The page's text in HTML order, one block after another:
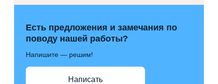
Есть предложения и замечания по
поводу нашей работы?
Напишите — решим!
Написать